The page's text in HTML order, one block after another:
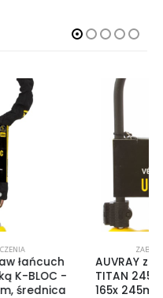
AUVRAY zapięcie U-LOCK
TITAN 245 z uchwytem –
165x 245mm UTT245AUV